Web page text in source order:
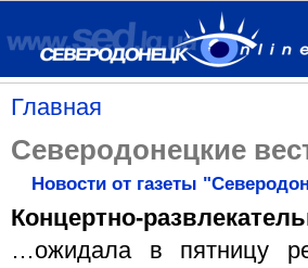
Главная
Северодонецкие
Новости от газеты
Концертно-
…ожидала в пятницу